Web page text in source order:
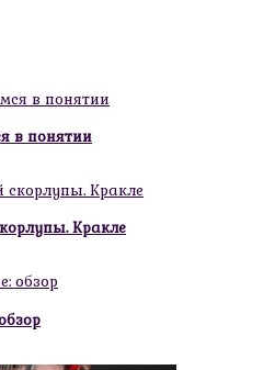
в понятии
Кракле